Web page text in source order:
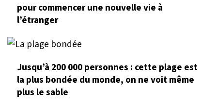
pour commencer une nouvelle vie à
l’étranger
Jusqu’à 200 000 personnes : cette plage est
la plus bondée du monde, on ne voit même
plus le sable